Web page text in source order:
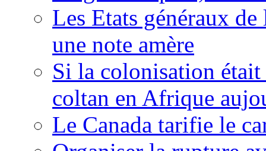
Les Etats généraux
une note amère
Si la colonisation
coltan en Afrique
Le Canada tarifie le